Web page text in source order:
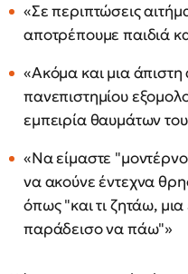
«Σε περιπτώσεις
αποτρέπουμε παιδιά
«Ακόμα και μια
πανεπιστημίου
εμπειρία θαυμάτων
«Να είμαστε
να ακούνε έντεχνα
όπως "και τι ζητάω,
παράδεισο να πάω"»